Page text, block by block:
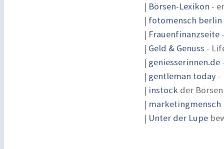
| Börsen-Lexikon -
| fotomensch berlin
| Frauenfinanzseite
| Geld & Genuss -
| geniesserinnen.de
| gentleman today -
| instock der
|
| Unter der Lupe